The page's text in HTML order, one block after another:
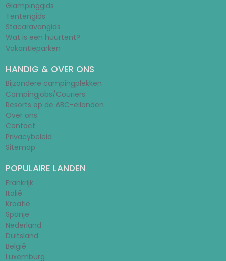
Glampinggids
Tentengids
Stacaravangids
Wat is een huurtent?
Vakantieparken
HANDIG & OVER ONS
Bijzondere campingplekken
Campingjobs/Couriers
Resorts op de ABC-eilanden
Over ons
Contact
Privacybeleid
Sitemap
POPULAIRE LANDEN
Frankrijk
Italië
Kroatië
Spanje
Nederland
Duitsland
België
Luxemburg